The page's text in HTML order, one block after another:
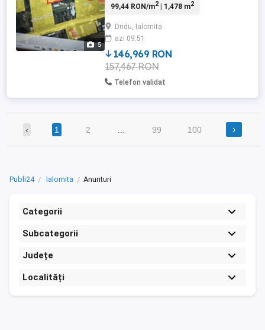
5
Dridu, judetul Ialomita, intr o zona linistita
locuinte sau pentru investitie. Localizare:
aproape de gara Dridu, la aproximativ 48
...
99,44 RON/m2| 1,478 m2
Dridu, Ialomita
azi 09:51
146,969 RON
157,467 RON
Telefon validat
‹ 1 2 99 100 ›
Publi24 Ialomita Anunturi
Categorii
Subcategorii
Județe
Localități